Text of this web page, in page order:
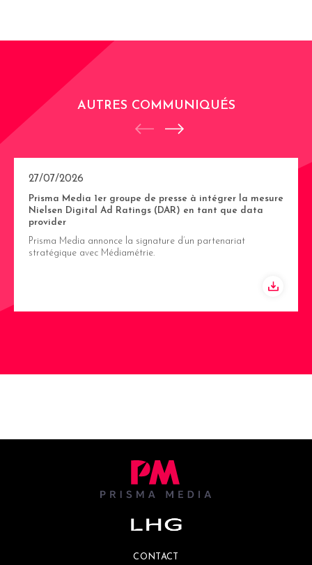
AUTRES COMMUNIQUÉS
27/07/2026
Prisma Media 1er groupe de presse à intégrer la mesure
Nielsen Digital Ad Ratings (DAR) en tant que data
provider
Prisma Media annonce la signature d’un partenariat
stratégique avec Médiamétrie.
CONTACT